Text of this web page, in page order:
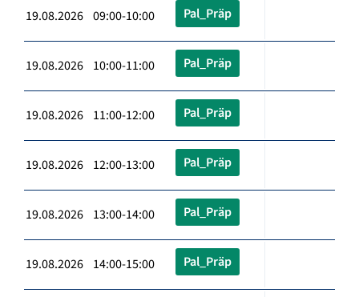
19.08.2026 09:00-10:00 Pal_Präp
19.08.2026 10:00-11:00 Pal_Präp
19.08.2026 11:00-12:00 Pal_Präp
19.08.2026 12:00-13:00 Pal_Präp
19.08.2026 13:00-14:00 Pal_Präp
19.08.2026 14:00-15:00 Pal_Präp